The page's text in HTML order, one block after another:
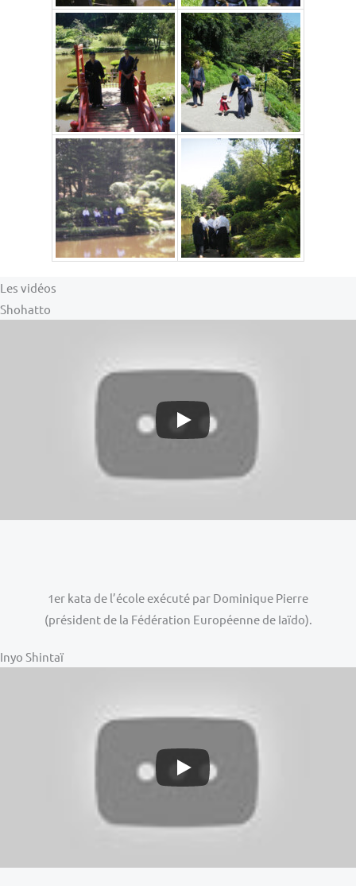
Les vidéos
Shohatto
1er kata de l’école exécuté par Dominique Pierre
(président de la Fédération Européenne de Iaïdo).
Inyo Shintaï